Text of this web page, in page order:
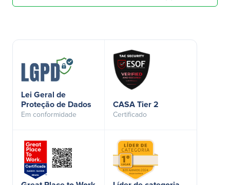
Lei Geral de
Proteção de Dados
Em conformidade
CASA Tier 2
Certificado